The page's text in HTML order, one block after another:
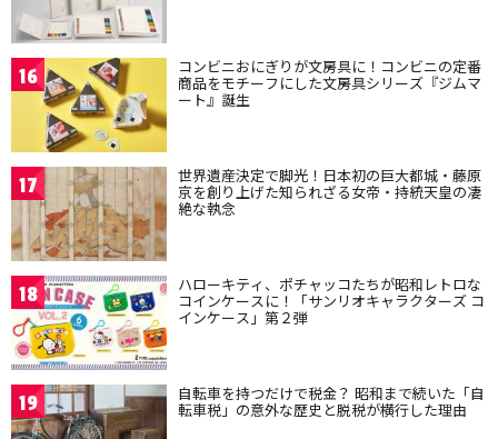
16 コンビニおにぎりが文房具に！コンビニの定番
商品をモチーフにした文房具シリーズ『ジムマ
ート』誕生
17 世界遺産決定で脚光！日本初の巨大都城・藤原
京を創り上げた知られざる女帝・持統天皇の凄
絶な執念
18 ハローキティ、ポチャッコたちが昭和レトロな
コインケースに！「サンリオキャラクターズ コ
インケース」第２弾
19 自転車を持つだけで税金？ 昭和まで続いた「自
転車税」の意外な歴史と脱税が横行した理由